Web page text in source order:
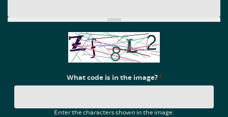
What code is in the image?*
Enter the characters shown in the image.